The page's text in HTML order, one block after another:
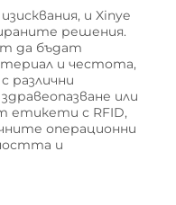
и Xinye
решения.
да бъдат
и честота,
различни
или
етикети с RFID,
операционни
и